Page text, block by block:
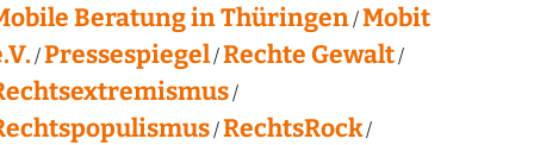
Beratung in Thüringen Mobit
Pressespiegel Rechte Gewalt
RechtsRock